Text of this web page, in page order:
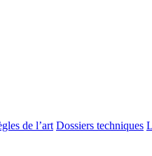
de l’art Dossiers techniques